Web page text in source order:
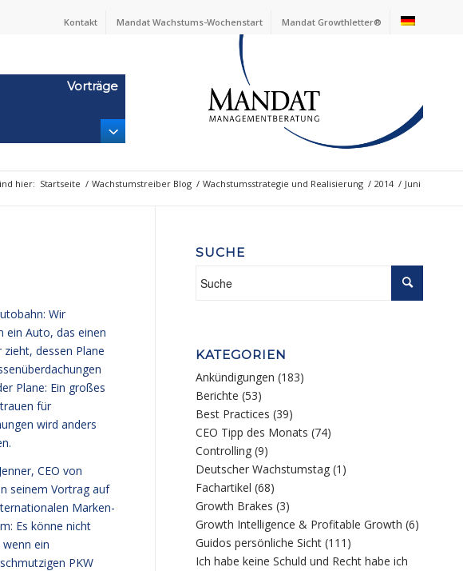
Kontakt Mandat Wachstums-Wochenstart Mandat Growthletter®
Vorträge
hier: Startseite / Wachstumstreiber Blog / Wachstumsstrategie und Realisierung / 2014 / Juni
Wir
ein Auto, das einen
zieht, dessen Plane
Plane: Ein großes
für
wird anders
CEO von
seinem Vortrag auf
Marken-
Es könne nicht
ein
PKW
SUCHE
KATEGORIEN
Ankündigungen (183)
Berichte (53)
Best Practices (39)
CEO Tipp des Monats (74)
Controlling (9)
Deutscher Wachstumstag (1)
Fachartikel (68)
Growth Brakes (3)
Growth Intelligence & Profitable Growth (6)
Guidos persönliche Sicht (111)
Ich habe keine Schuld und Recht habe ich